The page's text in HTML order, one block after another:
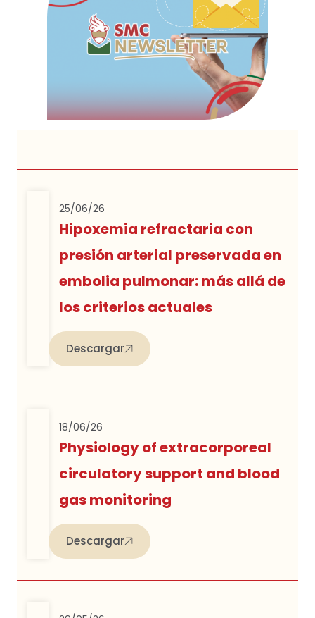
25/06/26
Hipoxemia refractaria con
presión arterial preservada en
embolia pulmonar: más allá de
los criterios actuales
Descargar
18/06/26
Physiology of extracorporeal
circulatory support and blood
gas monitoring
Descargar